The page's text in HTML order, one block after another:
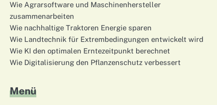
Wie Agrarsoftware und Maschinenhersteller
zusammenarbeiten
Wie nachhaltige Traktoren Energie sparen
Wie Landtechnik für Extrembedingungen entwickelt wird
Wie KI den optimalen Erntezeitpunkt berechnet
Wie Digitalisierung den Pflanzenschutz verbessert
Menü